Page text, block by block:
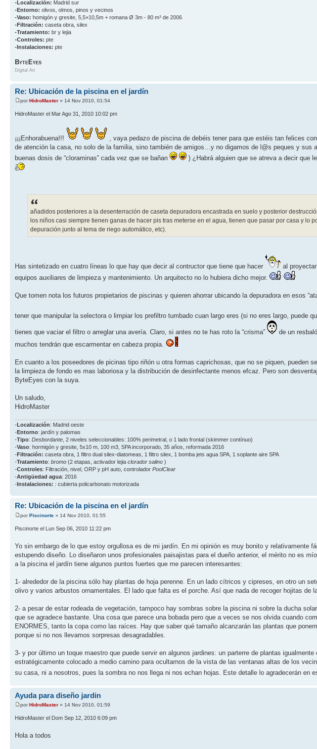
-Localización: Madrid sur
-Entorno: olivos, olmos, pinos y vecinos
-Vaso: homigón y gresite, 5,5×10,5m + romana Ø 3m - 80 m³ de 2006
-Filtración: caseta obra, silex
-Tratamiento: br y lejia
-Controles: pte
-Instalaciones: pte
BYTE EYES
Digital Art
Re: Ubicación de la piscina en el jardín
por HidroMaster » 14 Nov 2010, 01:54
HidroMaster el Mar Ago 31, 2010 10:02 pm
¡¡¡Enhorabuena!!!
, vaya pedazo de piscina de debéis tener para que estéis tan felices
de atención la casa, no solo de la familia, sino también de amigos…y no digamos de l@s peques y sus
buenas dosis de “cloraminas” cada vez que se bañan
) ¿Habrá alguien que se atreva a decir que
añadidos posteriores a la desenterración de caseta depuradora encastrada en suelo y posterior
los niños casi siempre tienen ganas de hacer pis tras meterse en el agua, tienen que pasar por casa y lo
depuración junto al tema de riego automático, etc).
Has sintetizado en cuatro líneas lo que hay que decir al contructor que tiene que hacer
al
equipos auxiliares de limpieza y mantenimiento. Un arquitecto no lo hubiera dicho mejor.
Que tomen nota los futuros propietarios de piscinas y quieren ahorrar ubicando la depuradora en esos
tener que manipular la selectora o limpiar los prefiltro tumbado cuan largo eres (si no eres largo, puede
tienes que vaciar el filtro o arreglar una avería. Claro, si antes no te has roto la “crisma”
de un
muchos tendrán que escarmentar en cabeza propia.
En cuanto a los poseedores de picinas tipo riñón u otra formas caprichosas, que no se piquen, pueden
la limpieza de fondo es mas laboriosa y la distribución de desinfectante menos efcaz. Pero son
ByteEyes con la suya.
Un saludo,
HidroMaster
-Localización: Madrid oeste
-Entorno: jardín y palomas
-Tipo: Desbordante , 2 niveles seleccionables: 100% perimetral, o 1 lado frontal (skimmer contínuo)
-Vaso: hormigón y gresite, 5x10 m, 100 m3, SPA incorporado, 35 años, reformada 2016
-Filtración: caseta obra, 1 filtro dual silex-diatomeas, 1 filtro silex, 1 bomba jets agua SPA, 1 soplante aire SPA
-Tratamiento: bromo (2 etapas, activador lejia clorador salino )
-Controles: Filtración, nivel, ORP y pH auto, controlador PoolClear
-Antigüedad agua: 2016
- Instalaciones: : cubierta policarbonato motorizada
Re: Ubicación de la piscina en el jardín
porPiscinorte » 14 Nov 2010, 01:55
Piscinorte el Lun Sep 06, 2010 11:22 pm
Yo sin embargo de lo que estoy orgullosa es de mi jardín. En mi opinión es muy bonito y relativamente
estupendo diseño. Lo diseñaron unos profesionales paisajistas para el dueño anterior, el mérito no es
a la piscina el jardín tiene algunos puntos fuertes que me parecen interesantes:
1- alrededor de la piscina sólo hay plantas de hoja perenne. En un lado cítricos y cipreses, en otro un
olivo y varios arbustos ornamentales. El lado que falta es el porche. Así que nada de recoger hojitas de
2- a pesar de estar rodeada de vegetación, tampoco hay sombras sobre la piscina ni sobre la ducha
que se agradece bastante. Una cosa que parece una bobada pero que a veces se nos olvida cuando
ENORMES, tanto la copa como las raíces. Hay que saber qué tamaño alcanzarán las plantas que
porque si no nos llevamos sorpresas desagradables.
3- y por último un toque maestro que puede servir en algunos jardines: un parterre de plantas
estratégicamente colocado a medio camino para ocultarnos de la vista de las ventanas altas de los
su casa, ni a nosotros, pues la sombra no nos llega ni nos echan hojas. Este detalle lo agradecerán en
Ayuda para diseño jardin
porHidroMaster » 14 Nov 2010, 01:59
HidroMaster el Dom Sep 12, 2010 6:09 pm
Hola a todos